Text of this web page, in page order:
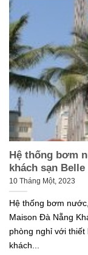
Hệ thống bơm
khách sạn
10 Tháng Một, 2023
Hệ thống bơm
Maison Đà Nẵng
phòng nghỉ với
khách...